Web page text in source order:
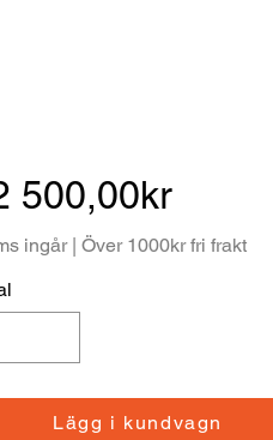
500,00kr
ingår | Över 1000kr fri frakt
Lägg i kundvagn